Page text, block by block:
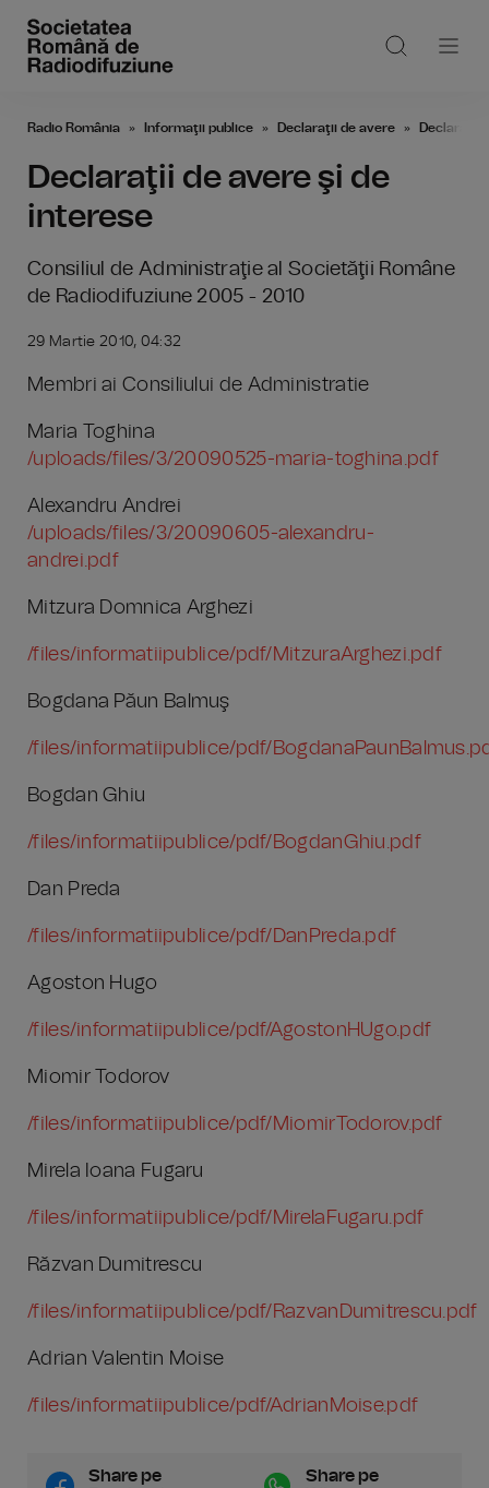
Radio România Informaţii publice Declaraţii de avere Declaraţii
Declaraţii de avere şi de
interese
Consiliul de Administraţie al Societăţii Române
de Radiodifuziune 2005 - 2010
29 Martie 2010, 04:32
Membri ai Consiliului de Administratie
Maria Toghina
/uploads/files/3/20090525-maria-toghina.pdf
Alexandru Andrei
/uploads/files/3/20090605-alexandru-
andrei.pdf
Mitzura Domnica Arghezi
/files/informatiipublice/pdf/MitzuraArghezi.pdf
Bogdana Păun Balmuş
/files/informatiipublice/pdf/
Bogdan Ghiu
/files/informatiipublice/pdf/BogdanGhiu.pdf
Dan Preda
/files/informatiipublice/pdf/DanPreda.pdf
Agoston Hugo
/files/informatiipublice/pdf/AgostonHUgo.pdf
Miomir Todorov
/files/informatiipublice/pdf/MiomirTodorov.pdf
Mirela Ioana Fugaru
/files/informatiipublice/pdf/MirelaFugaru.pdf
Răzvan Dumitrescu
/files/informatiipublice/pdf/RazvanDumitrescu.pdf
Adrian Valentin Moise
/files/informatiipublice/pdf/AdrianMoise.pdf
Share pe
Share pe